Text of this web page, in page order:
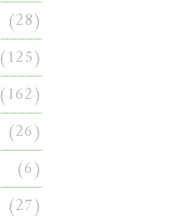
(28)
(125)
(162)
(26)
(6)
(27)